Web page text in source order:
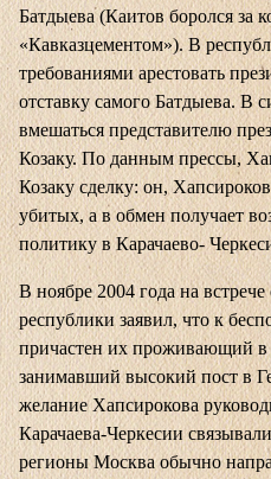
Батдыева (Каитов боролся за
«Кавказцементом»). В
требованиями арестовать
отставку самого Батдыева. В
вмешаться представителю
Козаку. По данным прессы,
Козаку сделку: он,
убитых, а в обмен получает
политику в Карачаево-
В ноябре 2004 года на
республики заявил, что к
причастен их проживающий в
занимавший высокий пост в
желание Хапсирокова
Карачаева-Черкесии
регионы Москва обычно